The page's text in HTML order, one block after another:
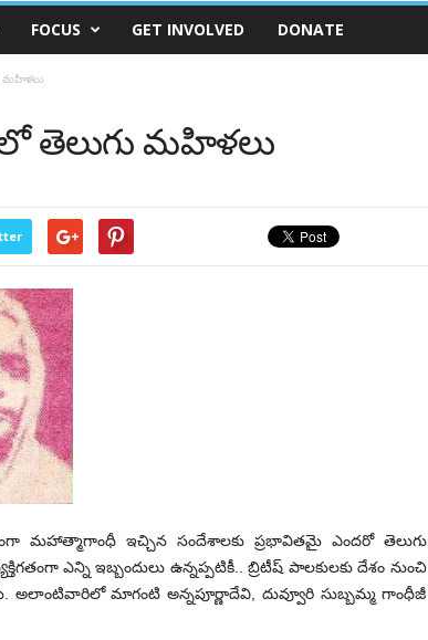
FOCUS GET INVOLVED DONATE
మహిళలు
తెలుగు మహిళలు
మహాత్మాగాంధీ ఇచ్చిన సందేశాలకు ప్రభావితమై ఎందరో తెలుగు
ఎన్ని ఇబ్బందులు ఉన్నప్పటికీ.. బ్రిటీష్‌ పాలకులకు దేశం నుంచి
అలాంటివారిలో మాగంటి అన్నపూర్ణాదేవి, దువ్వూరి సుబ్బమ్మ గాంధీజీ